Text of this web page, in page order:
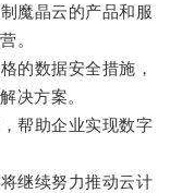
魔晶云的产品和服
。
数据安全措施，
决方案。
帮助企业实现数字
继续努力推动云计